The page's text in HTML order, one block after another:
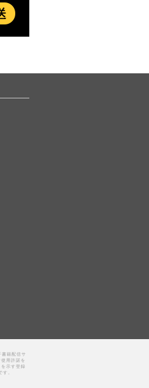
籍配信サ
用許諾を
示す登録
す。